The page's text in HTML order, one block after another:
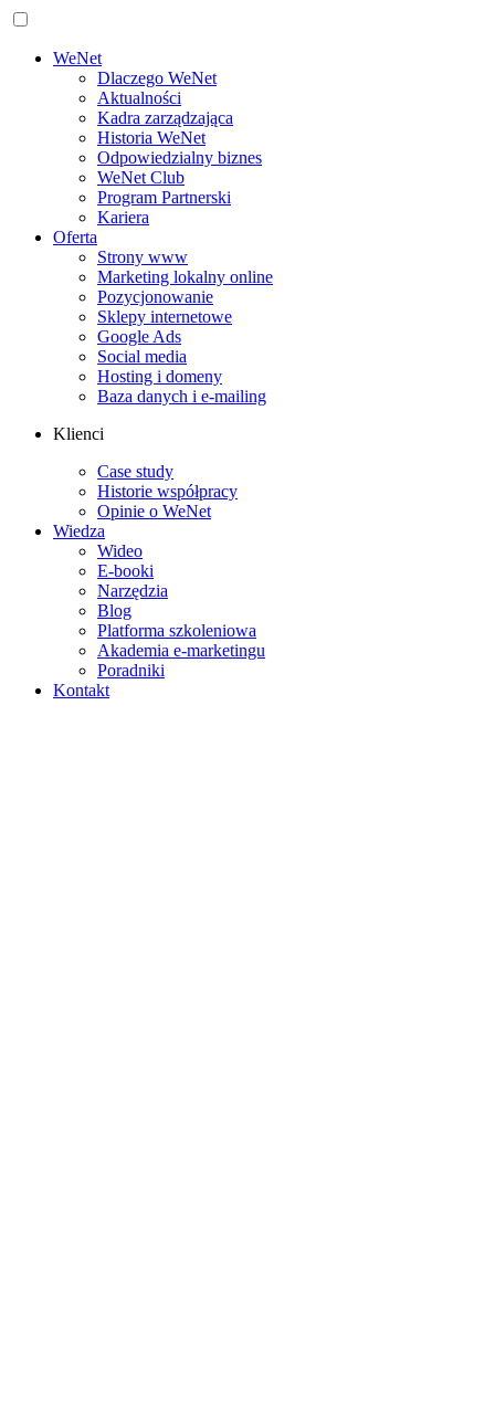
WeNet
Dlaczego WeNet
Aktualności
Kadra zarządzająca
Historia WeNet
Odpowiedzialny biznes
WeNet Club
Program Partnerski
Kariera
Oferta
Strony www
Marketing lokalny online
Pozycjonowanie
Sklepy internetowe
Google Ads
Social media
Hosting i domeny
Baza danych i e‑mailing
Klienci
Case study
Historie współpracy
Opinie o WeNet
Wiedza
Wideo
E‑booki
Narzędzia
Blog
Platforma szkoleniowa
Akademia e‑marketingu
Poradniki
Kontakt